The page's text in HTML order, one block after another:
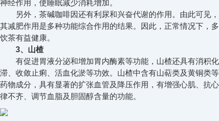
神经作用，使睡眠减少消耗增加。
另外，茶碱咖啡因还有利尿和兴奋代谢的作用。由此可见，
其减肥作用是多种功能综合作用的结果。因此，正常情况下，多
饮茶有益健康。
3、山楂
有促进胃液分泌和增加胃内酶素等功能，山楂还具有消积化
滞、收敛止痢、活血化淤等功效。山楂中含有山萜类及黄铜类等
药物成分，具有显著的扩张血管及降压作用，有增强心肌、抗心
律不齐、调节血脂及胆固醇含量的功能。